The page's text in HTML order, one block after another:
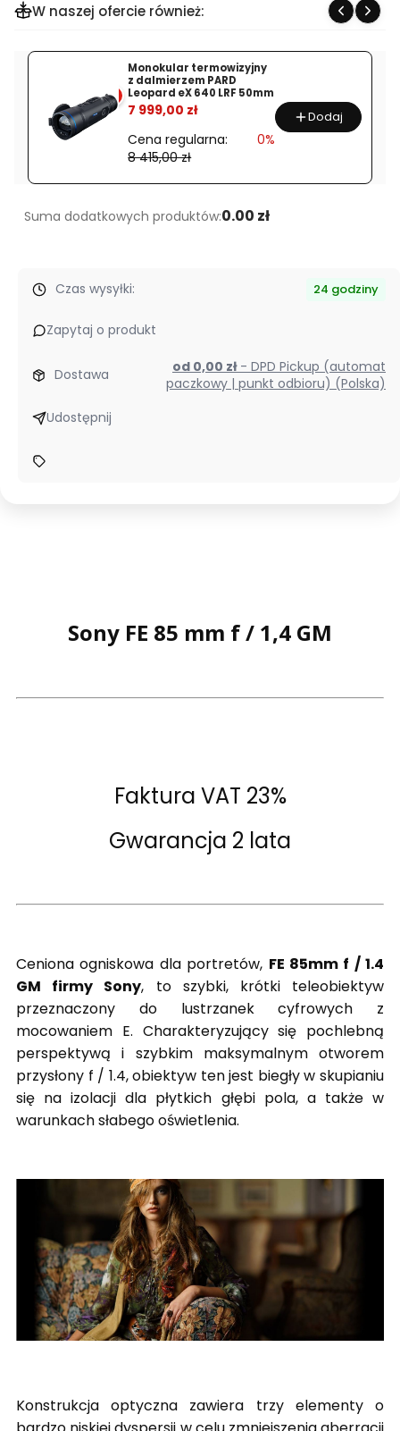
FE
GM
W naszej ofercie również:
%
Monokular termowizyjny
z dalmierzem PARD
Leopard eX 640 LRF 50mm
7 999,00 zł
Cena regularna:
8 415,00 zł
0%
Dodaj
Suma dodatkowych produktów:0.00 zł
Czas wysyłki: 24 godziny
Zapytaj o produkt
Dostawa od 0,00 zł - DPD Pickup (automat
paczkowy | punkt odbioru) (Polska)
Udostępnij
Sony FE 85 mm f / 1,4 GM
Faktura VAT 23%
Gwarancja 2 lata
Ceniona ogniskowa dla portretów, FE 85mm f / 1.4
GM firmy Sony, to szybki, krótki teleobiektyw
przeznaczony do lustrzanek cyfrowych z
mocowaniem E. Charakteryzujący się pochlebną
perspektywą i szybkim maksymalnym otworem
przysłony f / 1.4, obiektyw ten jest biegły w skupianiu
się na izolacji dla płytkich głębi pola, a także w
warunkach słabego oświetlenia.
Konstrukcja optyczna zawiera trzy elementy o